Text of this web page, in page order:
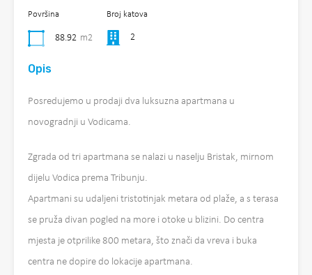
Površina
88.92 m2
Broj katova
2
Opis
Posredujemo u prodaji dva luksuzna apartmana u
novogradnji u Vodicama.
Zgrada od tri apartmana se nalazi u naselju Bristak, mirnom
dijelu Vodica prema Tribunju.
Apartmani su udaljeni tristotinjak metara od plaže, a s terasa
se pruža divan pogled na more i otoke u blizini. Do centra
mjesta je otprilike 800 metara, što znači da vreva i buka
centra ne dopire do lokacije apartmana.